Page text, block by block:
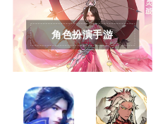
角色扮演手游